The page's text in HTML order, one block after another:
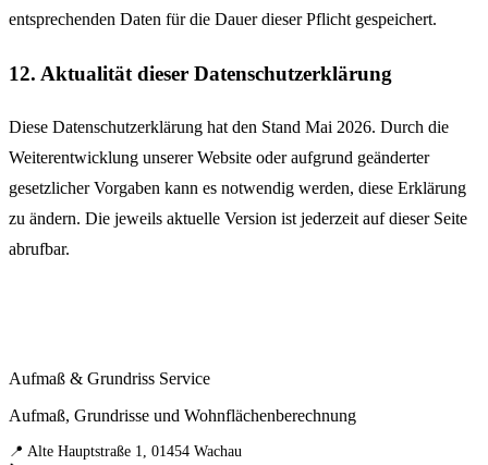
entsprechenden Daten für die Dauer dieser Pflicht gespeichert.
12. Aktualität dieser Datenschutzerklärung
Diese Datenschutzerklärung hat den Stand Mai 2026. Durch die
Weiterentwicklung unserer Website oder aufgrund geänderter
gesetzlicher Vorgaben kann es notwendig werden, diese Erklärung
zu ändern. Die jeweils aktuelle Version ist jederzeit auf dieser Seite
abrufbar.
Aufmaß & Grundriss Service
Aufmaß, Grundrisse und Wohnflächenberechnung
📍 Alte Hauptstraße 1, 01454 Wachau